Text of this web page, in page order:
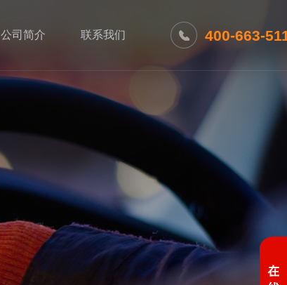
公司简介 联系我们 400-663-